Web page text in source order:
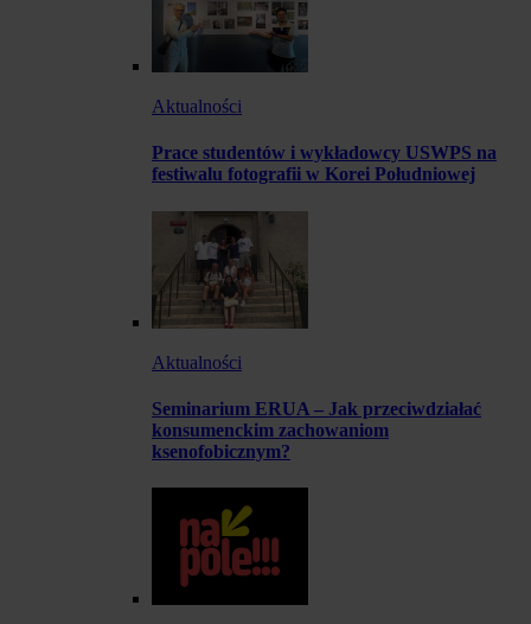
Aktualności
Prace studentów i wykładowcy USWPS na
festiwalu fotografii w Korei Południowej
Aktualności
Seminarium ERUA – Jak przeciwdziałać
konsumenckim zachowaniom
ksenofobicznym?